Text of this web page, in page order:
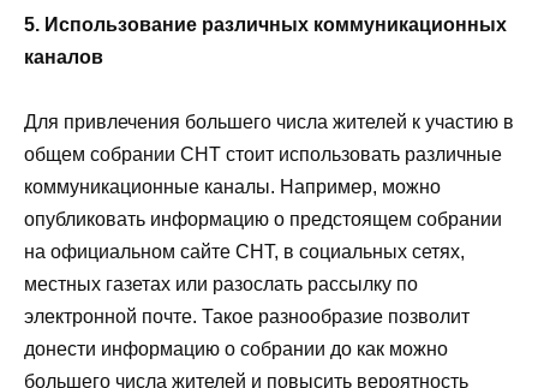
5. Использование различных коммуникационных
каналов
Для привлечения большего числа жителей к участию в
общем собрании СНТ стоит использовать различные
коммуникационные каналы. Например, можно
опубликовать информацию о предстоящем собрании
на официальном сайте СНТ, в социальных сетях,
местных газетах или разослать рассылку по
электронной почте. Такое разнообразие позволит
донести информацию о собрании до как можно
большего числа жителей и повысить вероятность